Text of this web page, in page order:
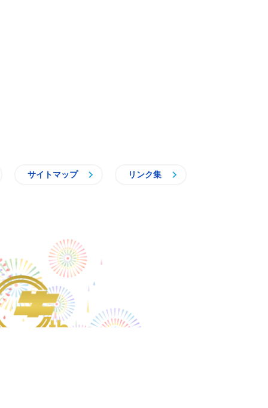
サイトマップ リンク集